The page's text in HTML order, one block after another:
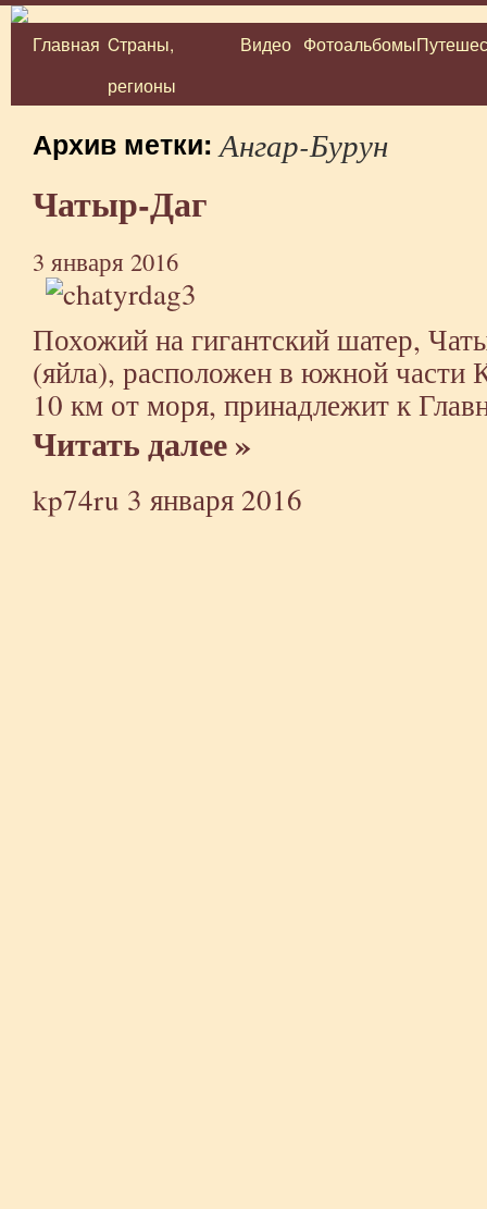
Перейти
Главная Cтраны,
регионы
Видео Фотоальбомы
Архив метки: Ангар-Бурун
Чатыр-Даг
3 января 2016
Похожий на гигантский шатер,
(яйла), расположен в южной части
10 км от моря, принадлежит к
Читать далее »
kp74ru 3 января 2016